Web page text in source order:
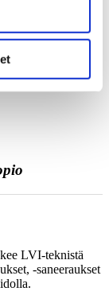
LVI-teknistä
-saneeraukset